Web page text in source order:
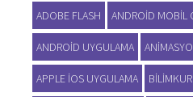
ADOBE FLASH ANDROID MOBIL
ANDROID UYGULAMA
APPLE IOS UYGULAMA